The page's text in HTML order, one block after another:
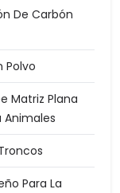
De Carbón
Polvo
Matriz Plana
Animales
Para La